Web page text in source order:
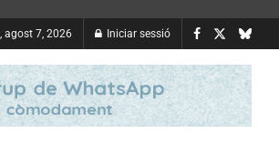
agost 7, 2026 Iniciar sessió